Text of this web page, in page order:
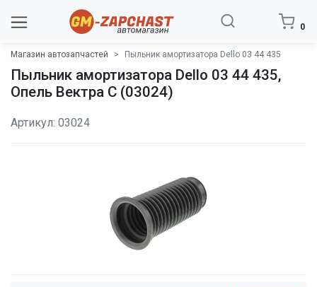
0
Магазин автозапчастей Пыльник амортизатора Dello 03 44 435
Пыльник амортизатора Dello 03 44 435,
Опель Вектра C (03024)
Артикул: 03024